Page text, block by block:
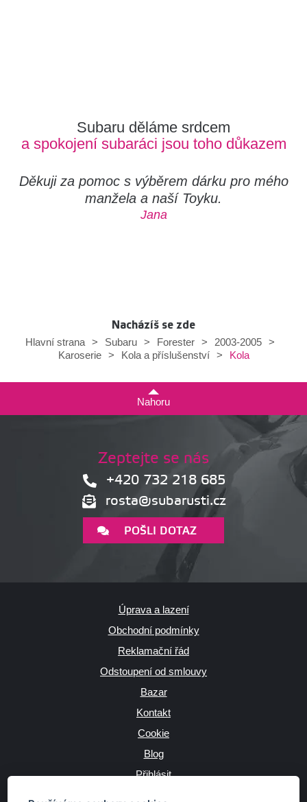
Subaru děláme srdcem
a spokojení subaráci jsou toho důkazem
Děkuji za pomoc s výběrem dárku pro mého
manžela a naší Toyku.
Jana
Nacházíš se zde
Hlavní strana > Subaru > Forester > 2003-2005 >
Karoserie
> Kola a příslušenství > Kola
Nahoru
Zeptejte se nás
+420 732 218 685
rosta@subarusti.cz
POŠLI DOTAZ
Úprava a lazení
Obchodní podmínky
Reklamační řád
Odstoupení od smlouvy
Bazar
Kontakt
Cookie
Blog
Přihlásit